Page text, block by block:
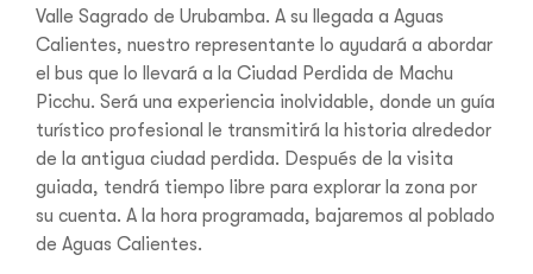
Valle Sagrado de Urubamba. A su llegada a Aguas
Calientes, nuestro representante lo ayudará a abordar
el bus que lo llevará a la Ciudad Perdida de Machu
Picchu. Será una experiencia inolvidable, donde un guía
turístico profesional le transmitirá la historia alrededor
de la antigua ciudad perdida. Después de la visita
guiada, tendrá tiempo libre para explorar la zona por
su cuenta. A la hora programada, bajaremos al poblado
de Aguas Calientes.